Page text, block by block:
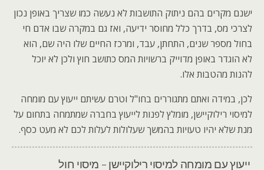
ישנם מקרים בהם ניתוק התושבות לא נעשה כמו שצריך באופן נכון
לצרכי מס, בדרך כלל מחוסר ידיעה, ואז גם במקרה שבו אדם חי
בחול מספר שנים, התחתן, עבד, ומרכז החיים שלו היה שם, הוא
לא הוגדר באופן מדוייק ברשויות המס כתושב חוץ ולכן לא יוכל
להנות מהטבות אלו.
לכן, במידה ואתם מתגוררים בחו"ל וטרם עשיתם ייעוץ עם מומחה
למיסוי רילוקיישן, מומלץ לפנות לייעוץ בחברה שמתמחה בתחום על
מנת שלא יהיו טעויות בהמשך שעלולות לעלות לכם לא מעט כסף.
ייעוץ עם מומחה למיסוי רילוקיישן – מיסוי חול